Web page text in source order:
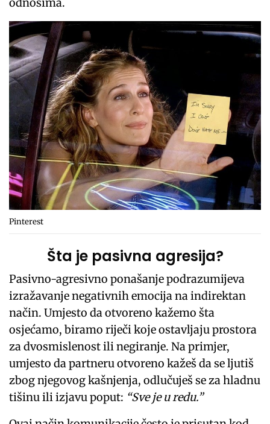
Pinterest
Šta je pasivna agresija?
Pasivno-agresivno ponašanje podrazumijeva
izražavanje negativnih emocija na indirektan
način. Umjesto da otvoreno kažemo šta
osjećamo, biramo riječi koje ostavljaju prostora
za dvosmislenost ili negiranje. Na primjer,
umjesto da partneru otvoreno kažeš da se ljutiš
zbog njegovog kašnjenja, odlučuješ se za hladnu
tišinu ili izjavu poput: “Sve je u redu.”